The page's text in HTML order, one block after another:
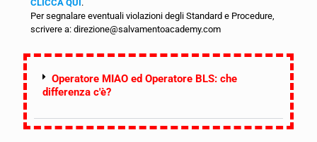
CLICCA QUI.
Per segnalare eventuali violazioni degli Standard e Procedure,
scrivere a: direzione@salvamentoacademy.com
Operatore MIAO ed Operatore BLS: che
differenza c'è?